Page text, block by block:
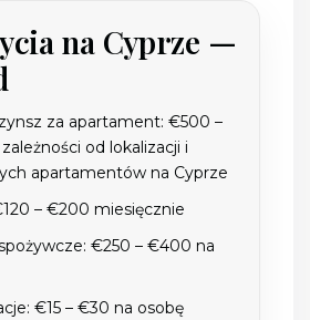
na Cyprze —
za apartament: €500 –
od lokalizacji i
apartamentów na Cyprze
– €200 miesięcznie
€250 – €400 na
€15 – €30 na osobę